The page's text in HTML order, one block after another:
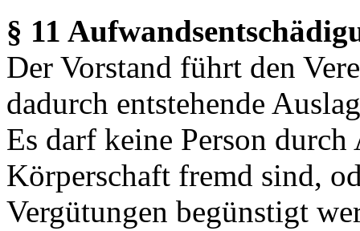
§ 11
Der Vorstand führt den
dadurch entstehende
Es darf keine Person
Körperschaft fremd sind,
Vergütungen begünstigt